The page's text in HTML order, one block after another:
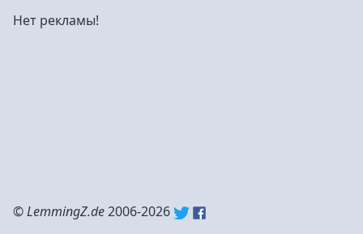
Нет рекламы!
©LemmingZ.de2006-2026